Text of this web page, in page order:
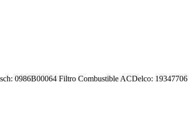
0986B00064 Filtro Combustible ACDelco: